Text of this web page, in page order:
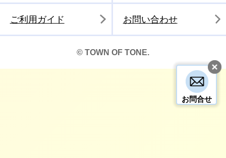
お問合せ
ご利用ガイド お問い合わせ
© TOWN OF TONE.